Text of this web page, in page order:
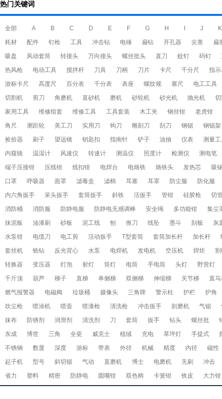
热门关键词
全部 A B C D E F G H J
K
耗材
配件 钉枪 工具 冲击钻 电锤 扁钻 开孔器 尖凿
扁
吸盘
风动套筒 转接头 万向接头 螺丝批头 直刀 蚊钉 码钉
热风枪
电动工具 搅拌杆 刀具 刀柄 刀片 卡尺 千分尺
指
游标卡尺
高度尺 百分表 千分表 表座 螺纹规 塞尺
电工工具
切割机
剪刀 角磨机 直砂机 磨机 砂轮机 砂光机 抛光机
家用工具
维修组套 维修工具 工具套装 木工夹 钢丝钳
老虎钳
角尺
测距轮 美工刀 实用刀 钩刀 雕刻刀 刮刀 钢锯
钢锯架
捡拾器
刷子 望远镜 钥匙扣 指南针 铲子 油抽 仪表
测量
内窥镜
温湿计 风速仪 转速计 测温仪 照度计 检测仪
测电笔
端子压接钳
压线钳 线扣钳 电焊台 电烙铁 烙铁头 发热芯
吸
口罩
呼吸器 面罩 滤毒盒 滤棉 耳塞 耳罩 防尘服
防化服
内六角扳手
呆头扳手 套筒扳手 斜铁 活扳手 管钳 硅胶枪
切
消防桶
消防服 防静电服 防静电无感调棒 安全绳 多功能钳
集尘
抹泥板
油漆刷 砂板 泥工线 刨 推刀 线坠 墨斗 刮板
灰
水泵钳
电缆刀 电工剪 活动扳手 T型套筒 套筒加长杆 加长杆
套丝机
铣钻 反光背心 水泵 电焊机 发电机 空压机 焊炬
转换器
变压器 灯泡 射灯 筒灯 电筒 手电筒 头灯
野营灯
千斤顶
葫芦 梯子 直梯 单侧梯 双侧梯 伸缩梯 关节梯
直
燃气报警器
电磁阀 垃圾桶 摄像头 三角牌 警示柱 护栏
护角
吹尘枪
喷涂机 喷壶 喷漆枪 清洗枪 冲击扳手 刻磨机 气锯
抹布
防锈剂 润滑剂 清洗剂 刀 套筒 扳手 钻头 螺丝批
东成
博世 三角 全瓷 威克士 植绒 充电 草坪灯 手提式
不锈钢
数显 深度 游标 带表 外径 机械 精度 内径
磁性
起子机
型号 斜切锯 气动 直磨机 博士 电磨机 无刷
冲击
省力
塑料 精密 防静电 圆嘴钳 双色柄 卡簧钳 铁皮 大力钳